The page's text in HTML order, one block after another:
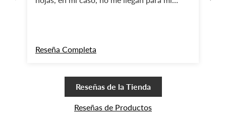
Reseña Completa
Reseñas de la Tienda
Reseñas de Productos